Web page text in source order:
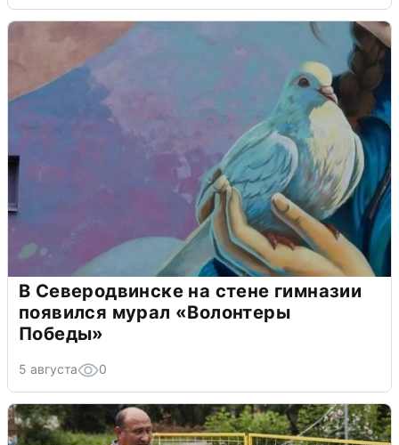
В Северодвинске на стене гимназии
появился мурал «Волонтеры
Победы»
5 августа 0